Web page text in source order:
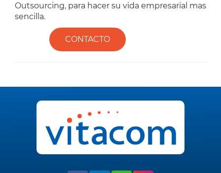
Outsourcing, para hacer su vida empresarial mas
sencilla.
CONTACTO